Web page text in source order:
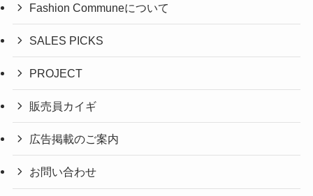
Fashion Communeについて
SALES PICKS
PROJECT
販売員カイギ
広告掲載のご案内
お問い合わせ